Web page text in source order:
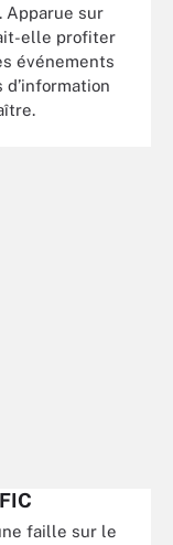
Apparue sur
elle profiter
événements
faille sur le